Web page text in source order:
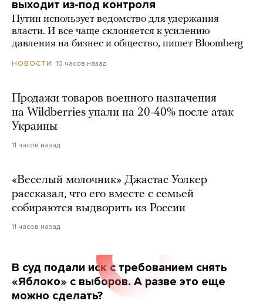
выходит из-под контроля
Путин использует ведомство для удержания
власти. И все чаще склоняется к усилению
давления на бизнес и общество, пишет Bloomberg
НОВОСТИ 10 часов назад
Продажи товаров военного назначения
на Wildberries упали на 20-40% после атак
Украины
11 часов назад
«Веселый молочник» Джастас Уолкер
рассказал, что его вместе с семьей
собираются выдворить из России
11 часов назад
В суд подали иск с требованием снять
«Яблоко» с выборов. А разве это еще
можно сделать?